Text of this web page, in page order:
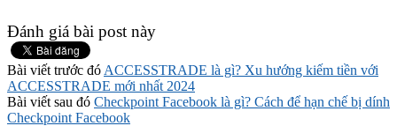
Đánh giá bài post này
Bài viết trước đó ACCESSTRADE là gì? Xu hướng kiếm tiền với
ACCESSTRADE mới nhất 2024
Bài viết sau đó Checkpoint Facebook là gì? Cách để hạn chế bị dính
Checkpoint Facebook